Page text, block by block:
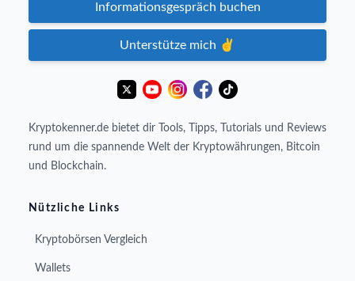
Informationsgespräch buchen
Unterstütze mich ✌️
Kryptokenner.de bietet dir Tools, Tipps, Tutorials und Reviews
rund um die spannende Welt der Kryptowährungen, Bitcoin
und Blockchain.
Nützliche Links
Kryptobörsen Vergleich
Wallets